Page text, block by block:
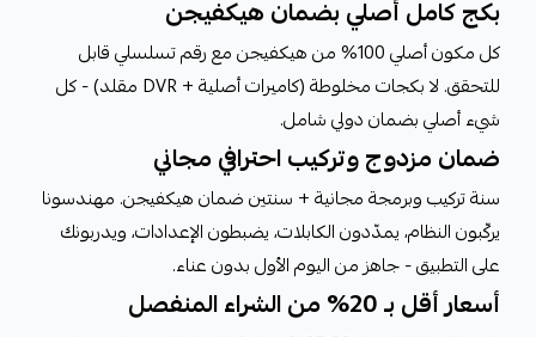
بكج كامل أصلي بضمان هيكفيجن
كل مكون أصلي 100% من هيكفيجن مع رقم تسلسلي قابل
للتحقق. لا بكجات مخلوطة (كاميرات أصلية + DVR مقلد) - كل
شيء أصلي بضمان دولي شامل.
ضمان مزدوج وتركيب احترافي مجاني
سنة تركيب وبرمجة مجانية + سنتين ضمان هيكفيجن. مهندسونا
يركّبون النظام، يمدّدون الكابلات، يضبطون الإعدادات، ويدربونك
على التطبيق - جاهز من اليوم الأول بدون عناء.
أسعار أقل بـ 20% من الشراء المنفصل